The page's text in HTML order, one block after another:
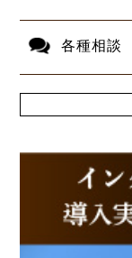
各種相談